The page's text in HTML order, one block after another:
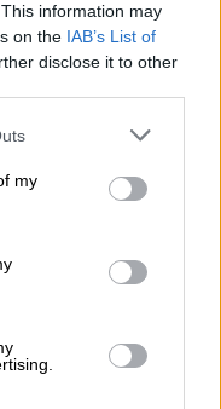
information may
on the IAB’s List of
disclose it to other
my
es
de una tercera
Gabinete Geopolítica de